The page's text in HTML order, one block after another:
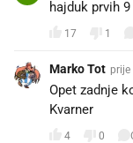
hajduk prvih
17 1
Marko Tot prije
Opet zadnje
Kvarner
4 0